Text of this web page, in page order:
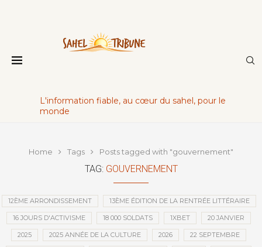
L'information fiable, au cœur du sahel, pour le
monde
Home Tags Posts tagged with "gouvernement"
TAG: GOUVERNEMENT
12ÈME ARRONDISSEMENT 13ÈME ÉDITION DE LA RENTRÉE LITTÉRAIRE
16 JOURS D'ACTIVISME 18 000 SOLDATS 1XBET 20 JANVIER
2025 2025 ANNÉE DE LA CULTURE 2026 22 SEPTEMBRE